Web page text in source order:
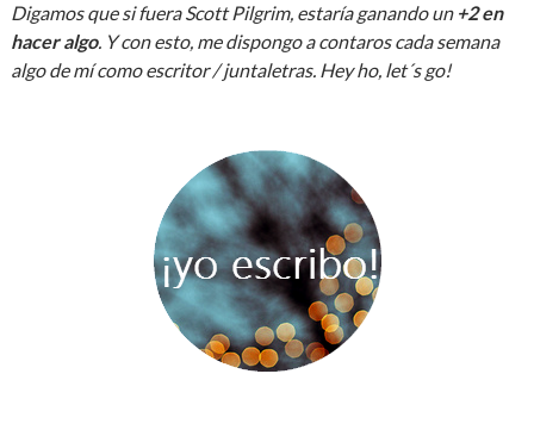
Digamos que si fuera Scott Pilgrim, estaría ganando un +2 en
hacer algo. Y con esto, me dispongo a contaros cada semana
algo de mí como escritor / juntaletras. Hey ho, let´s go!